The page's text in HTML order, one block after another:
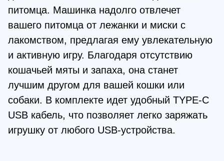
питомца. Машинка надолго отвлечет
вашего питомца от лежанки и миски с
лакомством, предлагая ему увлекательную
и активную игру. Благодаря отсутствию
кошачьей мяты и запаха, она станет
лучшим другом для вашей кошки или
собаки. В комплекте идет удобный TYPE-C
USB кабель, что позволяет легко заряжать
игрушку от любого USB-устройства.